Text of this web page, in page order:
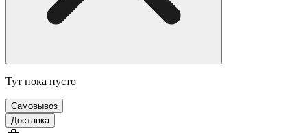
Тут пока пусто
Cамовывоз
Доставка